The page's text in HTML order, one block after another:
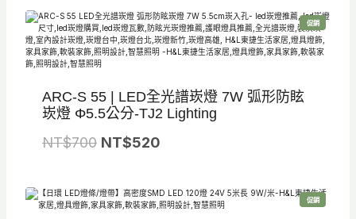
0
到
N
$
9
價
格
：
T
$
7
0
。
價
格
：
T
$
5
5
。
促銷特
價
商
品
ARC-S 55 | LED全光譜崁燈 7W 弧形防眩
崁燈 Φ5.5公分-TJ2 Lighting
NT$700 原
價
格
NT$520目
價
格
促銷特
價